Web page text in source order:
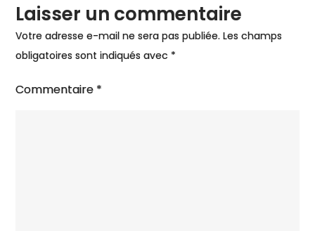
Laisser un commentaire
Votre adresse e-mail ne sera pas publiée. Les champs
obligatoires sont indiqués avec *
Commentaire *